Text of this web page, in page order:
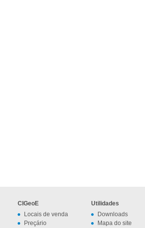
CIGeoE
Locais de venda
Preçário
Utilidades
Downloads
Mapa do site